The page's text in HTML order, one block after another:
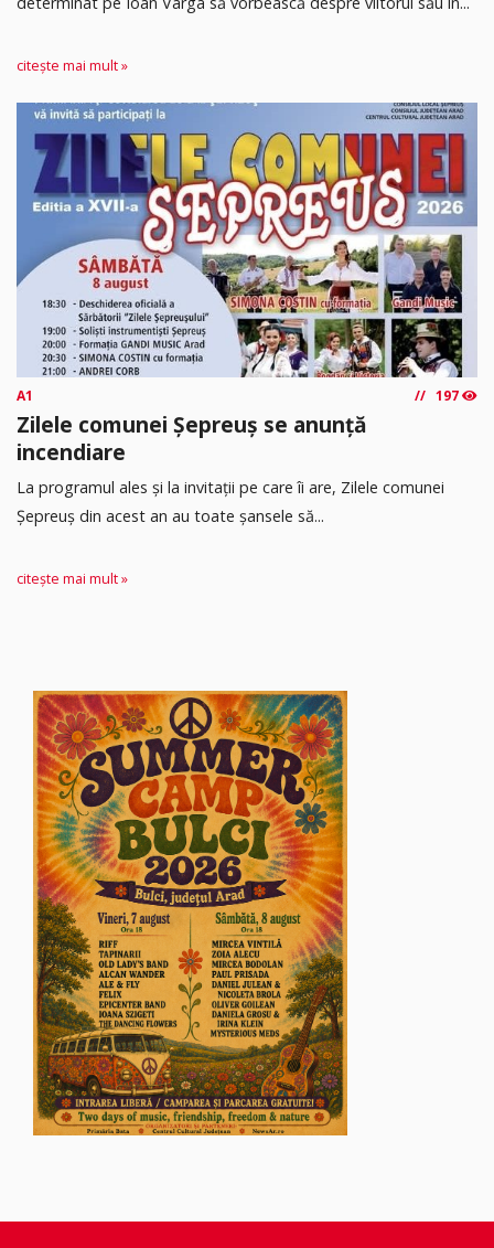
citește mai mult »
A1 197
Zilele comunei Șepreuș se anunță
incendiare
La programul ales și la invitații pe care îi are, Zilele comunei
Șepreuș din acest an au toate șansele să...
citește mai mult »